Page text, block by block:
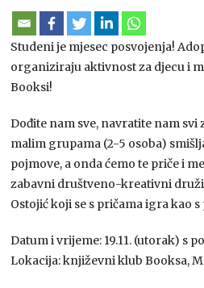
Studeni je mjesec posvojenja!
organiziraju aktivnost za djecu i
Booksi!
Dođite nam sve, navratite nam svi
malim grupama (2-5 osoba)
pojmove, a onda ćemo te priče i
zabavni društveno-kreativni
Ostojić koji se s pričama igra kao
Datum i vrijeme: 19.11. (utorak) s
Lokacija: književni klub Booksa,